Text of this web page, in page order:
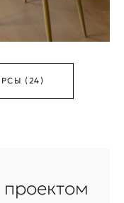
(24)